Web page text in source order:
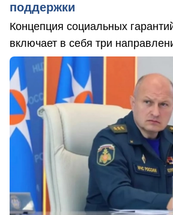
поддержки
Концепция социальных
включает в себя три